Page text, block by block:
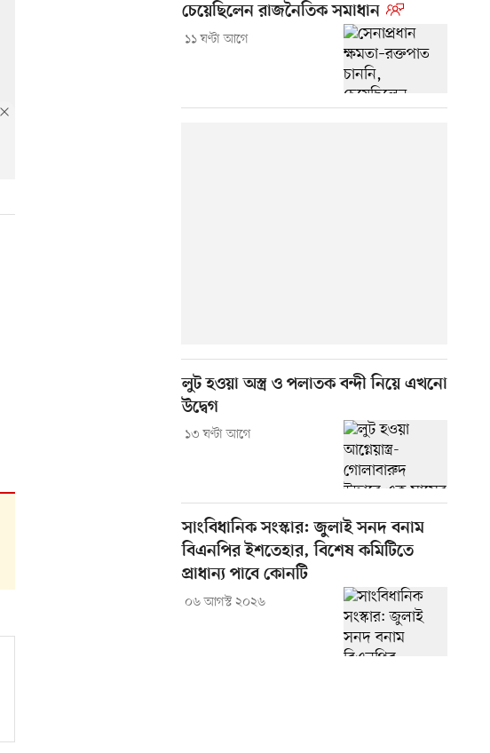
চেয়েছিলেন রাজনৈতিক সমাধান
১১ ঘণ্টা আগে
লুট হওয়া অস্ত্র ও পলাতক বন্দী নিয়ে এখনো
উদ্বেগ
১৩ ঘণ্টা আগে
সাংবিধানিক সংস্কার: জুলাই সনদ বনাম
বিএনপির ইশতেহার, বিশেষ কমিটিতে
প্রাধান্য পাবে কোনটি
০৬ আগস্ট ২০২৬